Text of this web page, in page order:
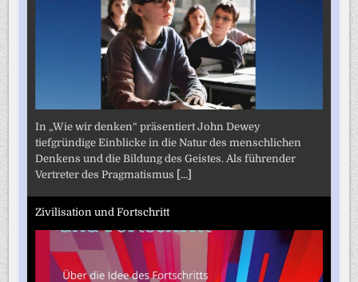
In „Wie wir denken“ präsentiert John Dewey
tiefgründige Einblicke in die Natur des menschlichen
Denkens und die Bildung des Geistes. Als führender
Vertreter des Pragmatismus [...]
Zivilisation und Fortschritt